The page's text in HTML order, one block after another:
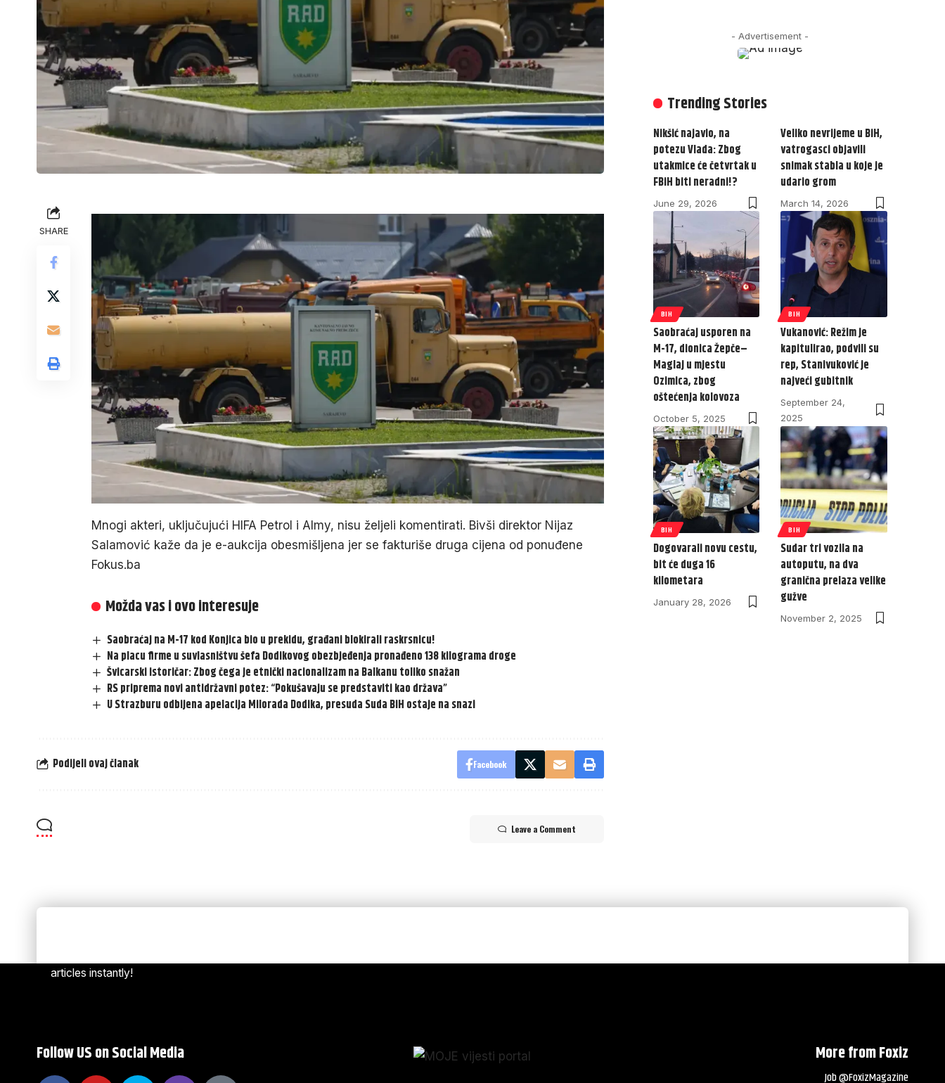
SHARE
Mnogi akteri, uključujući HIFA Petrol i Almy, nisu željeli komentirati. Bivši direktor Nijaz
Salamović kaže da je e-aukcija obesmišljena jer se fakturiše druga cijena od ponuđene
Fokus.ba
Možda vas i ovo interesuje
Saobraćaj na M-17 kod Konjica bio u prekidu, građani blokirali raskrsnicu!
Na placu firme u suvlasništvu šefa Dodikovog obezbjeđenja pronađeno 138 kilograma droge
Švicarski istoričar: Zbog čega je etnički nacionalizam na Balkanu toliko snažan
RS priprema novi antidržavni potez: “Pokušavaju se predstaviti kao država”
U Strazburu odbijena apelacija Milorada Dodika, presuda Suda BiH ostaje na snazi
Podijeli ovaj članak Facebook
Leave a Comment
- Advertisement -
Trending Stories
Nikšić najavio, na
potezu Vlada: Zbog
utakmice će četvrtak u
FBiH biti neradni!?
June 29, 2026
Veliko nevrijeme u BiH,
vatrogasci objavili
snimak stabla u koje je
udario grom
March 14, 2026
BIH
Saobraćaj usporen na
M-17, dionica Žepče–
Maglaj u mjestu
Ozimica, zbog
oštećenja kolovoza
October 5, 2025
BIH
Vukanović: Režim je
kapitulirao, podvili su
rep, Stanivuković je
najveći gubitnik
September 24,
2025
BIH
Dogovarali novu cestu,
bit će duga 16
kilometara
January 28, 2026
BIH
Sudar tri vozila na
autoputu, na dva
granična prelaza velike
gužve
November 2, 2025
articles instantly!
Follow US on Social Media More from Foxiz
Job @FoxizMagazine